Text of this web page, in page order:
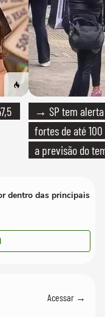
→ SP tem
fortes de até
a previsão do
dentro das principais
Acessar →